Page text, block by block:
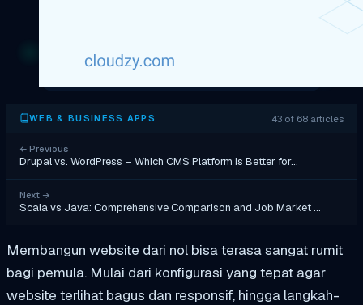
WEB & BUSINESS APPS 43 of 68 articles
← Previous
Drupal vs. WordPress – Which CMS Platform Is Better for…
Next →
Scala vs Java: Comprehensive Comparison and Job Market …
Membangun website dari nol bisa terasa sangat rumit
bagi pemula. Mulai dari konfigurasi yang tepat agar
website terlihat bagus dan responsif, hingga langkah-